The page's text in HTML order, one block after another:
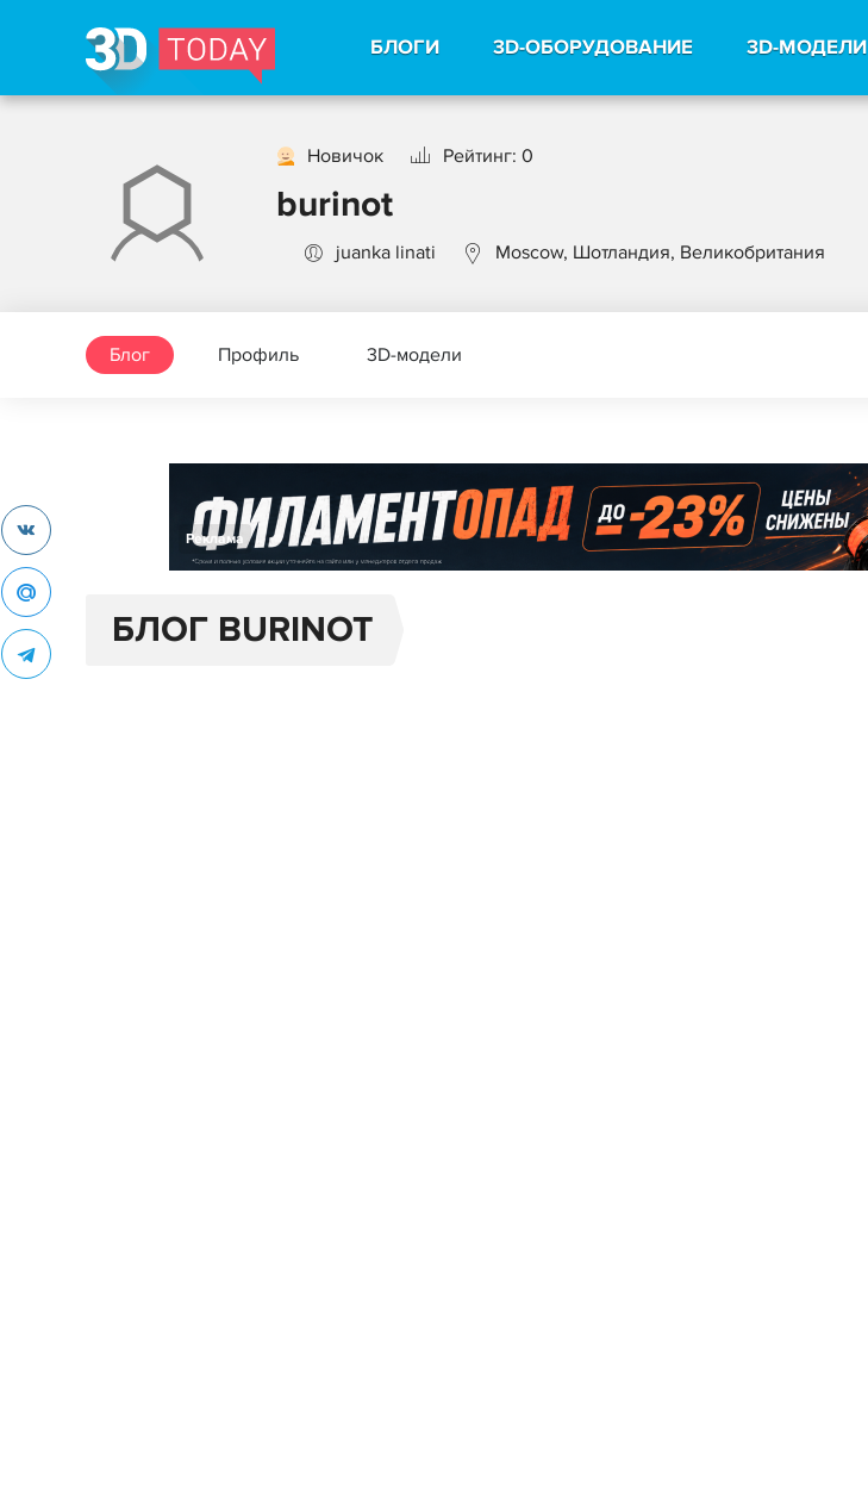
БЛОГИ 3D-ОБОРУДОВАНИЕ 3D-МОДЕЛИ
Новичок Рейтинг: 0
burinot
juanka linati Moscow, Шотландия, Великобритания
Блог Профиль 3D-модели
Реклама
БЛОГ BURINOT